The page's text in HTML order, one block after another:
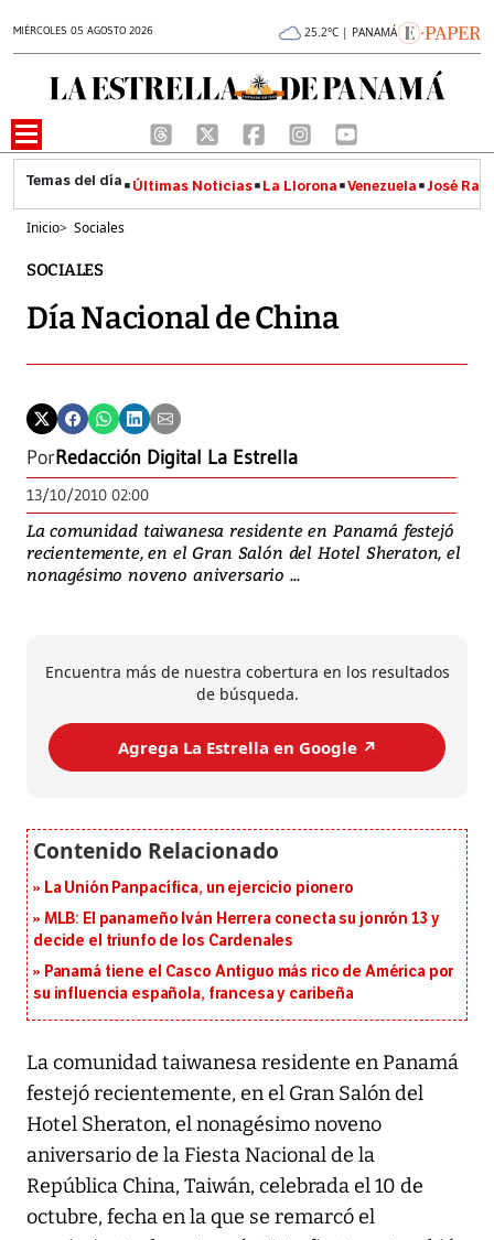
MIÉRCOLES 05 AGOSTO 2026 25.2°C | PANAMÁ
Últimas Noticias La Llorona Venezuela José
Inicio> Sociales
SOCIALES
Día Nacional de China
PorRedacción Digital La Estrella
13/10/2010 02:00
La comunidad taiwanesa residente en Panamá festejó
recientemente, en el Gran Salón del Hotel Sheraton, el
nonagésimo noveno aniversario ...
Encuentra más de nuestra cobertura en los resultados
de búsqueda.
Agrega La Estrella en Google ↗️
La Unión Panpacífica, un ejercicio pionero
MLB: El panameño Iván Herrera conecta su jonrón 13 y
decide el triunfo de los Cardenales
Panamá tiene el Casco Antiguo más rico de América por
su influencia española, francesa y caribeña
La comunidad taiwanesa residente en Panamá
festejó recientemente, en el Gran Salón del
Hotel Sheraton, el nonagésimo noveno
aniversario de la Fiesta Nacional de la
República China, Taiwán, celebrada el 10 de
octubre, fecha en la que se remarcó el